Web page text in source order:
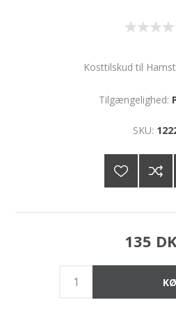
Kosttilskud til
Tilgængelighed:
SKU:
135